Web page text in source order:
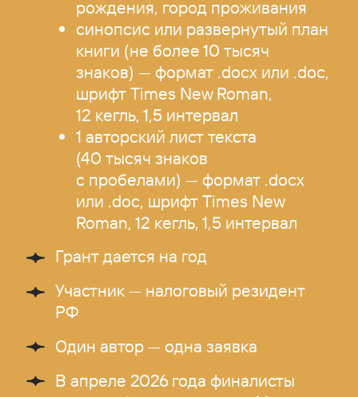
рождения, город проживания
синопсис или развернутый план
книги (не более 10 тысяч
знаков) — формат .docx или .doc,
шрифт Times New Roman,
12 кегль, 1,5 интервал
1 авторский лист текста
(40 тысяч знаков
с пробелами) — формат .docx
или .doc, шрифт Times New
Roman, 12 кегль, 1,5 интервал
Грант дается на год
Участник — налоговый резидент
РФ
Один автор — одна заявка
В апреле 2026 года финалисты